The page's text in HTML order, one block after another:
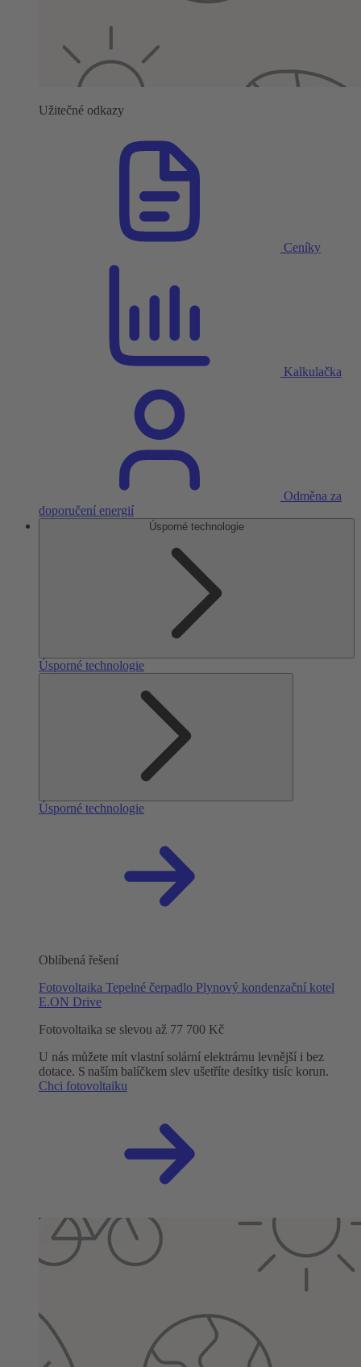
Užitečné odkazy
Ceníky
Kalkulačka
Odměna za
doporučení energií
Úsporné technologie
Úsporné technologie
Úsporné technologie
Oblíbená řešení
Fotovoltaika Tepelné čerpadlo Plynový kondenzační kotel
E.ON Drive
Fotovoltaika se slevou až 77 700 Kč
U nás můžete mít vlastní solární elektrárnu levnější i bez
dotace. S naším balíčkem slev ušetříte desítky tisíc korun.
Chci fotovoltaiku